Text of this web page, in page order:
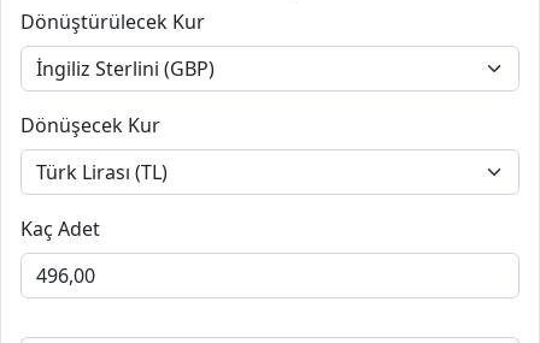
Dönüştürülecek Kur
Dönüşecek Kur
Kaç Adet